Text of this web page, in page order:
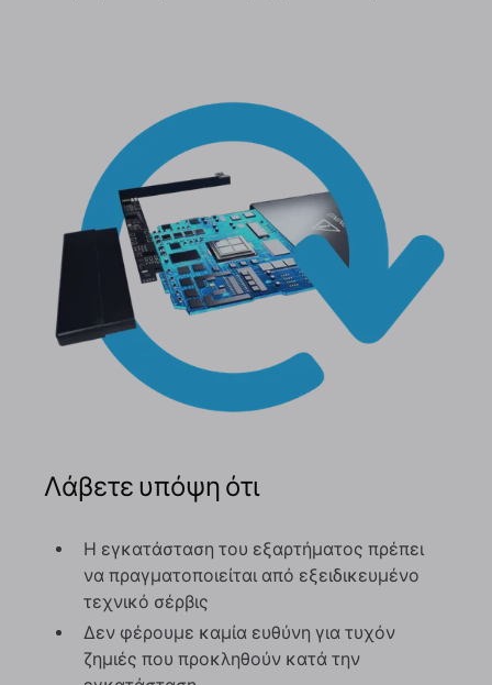
Λάβετε υπόψη ότι
Η εγκατάσταση του εξαρτήματος πρέπει
να πραγματοποιείται από εξειδικευμένο
τεχνικό σέρβις
Δεν φέρουμε καμία ευθύνη για τυχόν
ζημιές που προκληθούν κατά την